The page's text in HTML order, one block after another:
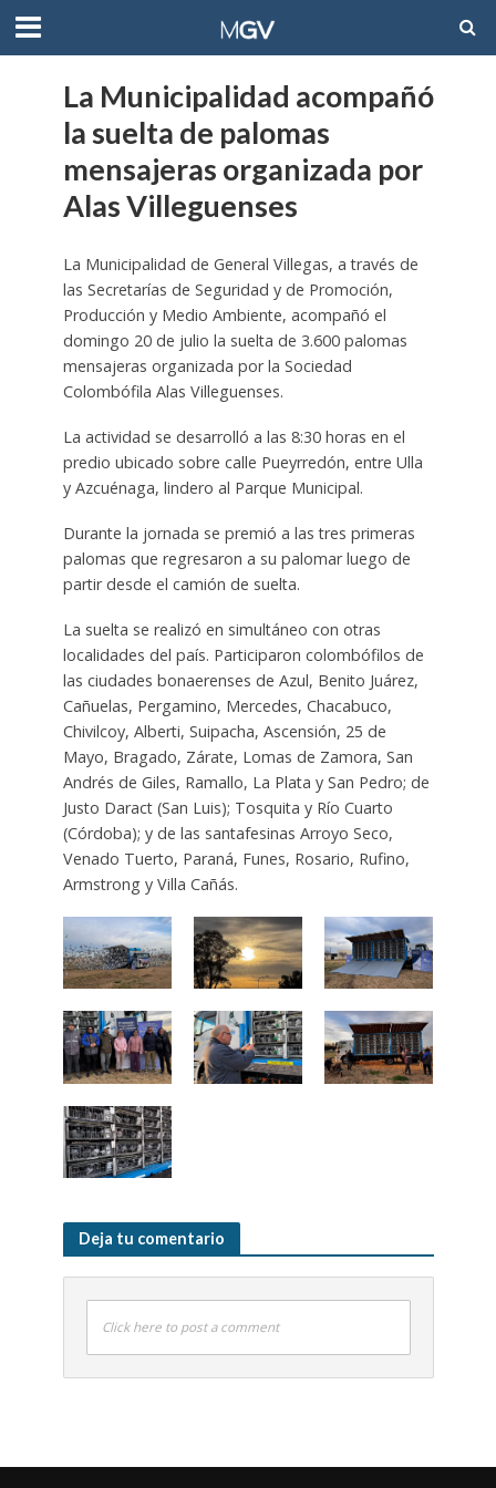
La Municipalidad acompañó
la suelta de palomas
mensajeras organizada por
Alas Villeguenses
La Municipalidad de General Villegas, a través de
las Secretarías de Seguridad y de Promoción,
Producción y Medio Ambiente, acompañó el
domingo 20 de julio la suelta de 3.600 palomas
mensajeras organizada por la Sociedad
Colombófila Alas Villeguenses.
La actividad se desarrolló a las 8:30 horas en el
predio ubicado sobre calle Pueyrredón, entre Ulla
y Azcuénaga, lindero al Parque Municipal.
Durante la jornada se premió a las tres primeras
palomas que regresaron a su palomar luego de
partir desde el camión de suelta.
La suelta se realizó en simultáneo con otras
localidades del país. Participaron colombófilos de
las ciudades bonaerenses de Azul, Benito Juárez,
Cañuelas, Pergamino, Mercedes, Chacabuco,
Chivilcoy, Alberti, Suipacha, Ascensión, 25 de
Mayo, Bragado, Zárate, Lomas de Zamora, San
Andrés de Giles, Ramallo, La Plata y San Pedro; de
Justo Daract (San Luis); Tosquita y Río Cuarto
(Córdoba); y de las santafesinas Arroyo Seco,
Venado Tuerto, Paraná, Funes, Rosario, Rufino,
Armstrong y Villa Cañás.
Deja tu comentario
Click here to post a comment